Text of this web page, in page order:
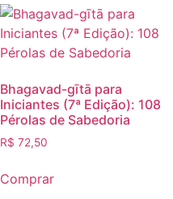
Bhagavad-gītā para
Iniciantes (7ª Edição): 108
Pérolas de Sabedoria
R$ 72,50
Comprar